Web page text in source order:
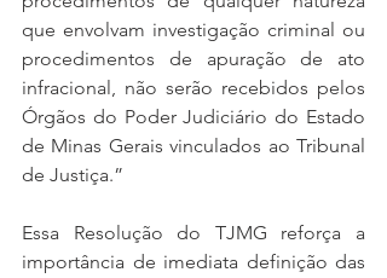
que envolvam investigação criminal ou
procedimentos de apuração de ato
infracional, não serão recebidos pelos
Órgãos do Poder Judiciário do Estado
de Minas Gerais vinculados ao Tribunal
de Justiça.”
Essa Resolução do TJMG reforça a
importância de imediata definição das